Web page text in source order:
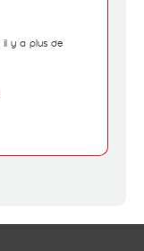
il y a plus de